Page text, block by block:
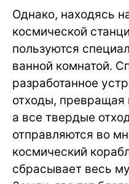
Однако, находясь
космической
пользуются
ванной комнатой.
разработанное
отходы, превращая
а все твердые
отправляются во
космический
сбрасывает весь